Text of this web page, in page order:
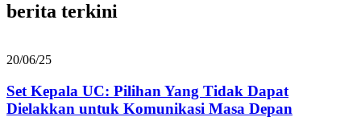
berita terkini
20/06/25
Set Kepala UC: Pilihan Yang Tidak Dapat
Dielakkan untuk Komunikasi Masa Depan